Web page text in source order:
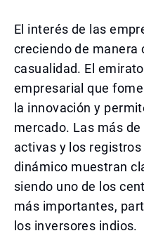
El interés de las
creciendo de manera
casualidad. El
empresarial que
la innovación y
mercado. Las más
activas y los
dinámico muestran
siendo uno de los
más importantes,
los inversores indios.